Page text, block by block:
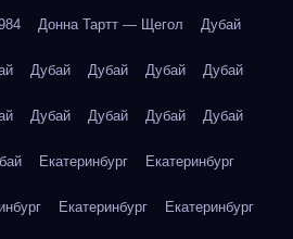
Донна Тартт — Щегол Дубай
Дубай Дубай Дубай Дубай
Дубай Дубай Дубай Дубай
Екатеринбург Екатеринбург
Екатеринбург Екатеринбург